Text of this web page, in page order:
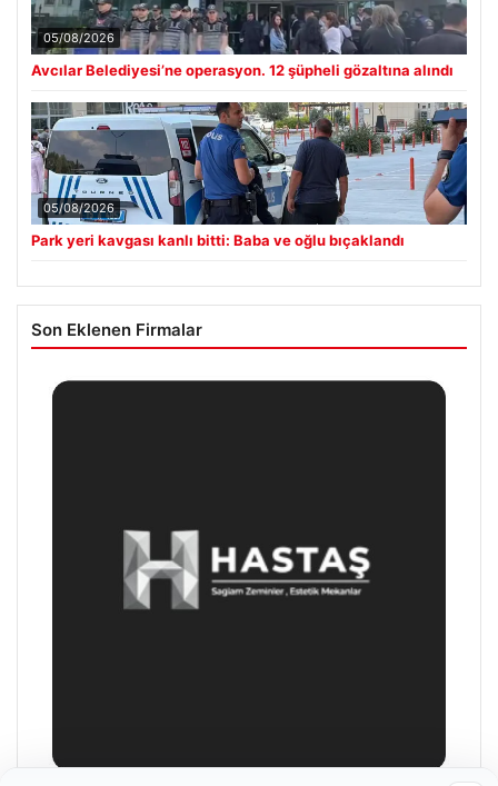
05/08/2026
Avcılar Belediyesi’ne operasyon. 12 şüpheli gözaltına alındı
05/08/2026
Park yeri kavgası kanlı bitti: Baba ve oğlu bıçaklandı
Son Eklenen Firmalar